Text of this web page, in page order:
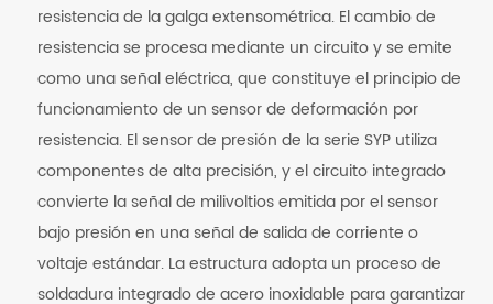
resistencia de la galga extensométrica. El cambio de
resistencia se procesa mediante un circuito y se emite
como una señal eléctrica, que constituye el principio de
funcionamiento de un sensor de deformación por
resistencia. El sensor de presión de la serie SYP utiliza
componentes de alta precisión, y el circuito integrado
convierte la señal de milivoltios emitida por el sensor
bajo presión en una señal de salida de corriente o
voltaje estándar. La estructura adopta un proceso de
soldadura integrado de acero inoxidable para garantizar